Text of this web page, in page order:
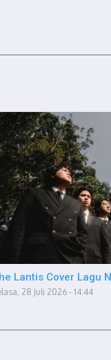
Lantis Cover Lagu
28 Juli 2026 - 14:44